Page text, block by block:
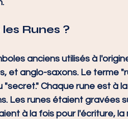
Runes ?
anciens utilisés à
et anglo-saxons. Le terme
"secret." Chaque rune est à
Les runes étaient gravées
à la fois pour l'écriture, la